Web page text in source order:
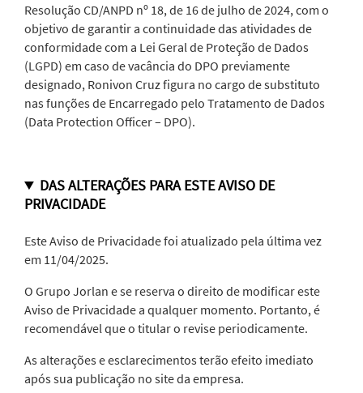
Resolução CD/ANPD nº 18, de 16 de julho de 2024, com o
objetivo de garantir a continuidade das atividades de
conformidade com a Lei Geral de Proteção de Dados
(LGPD) em caso de vacância do DPO previamente
designado, Ronivon Cruz figura no cargo de substituto
nas funções de Encarregado pelo Tratamento de Dados
(Data Protection Officer – DPO).
DAS ALTERAÇÕES PARA ESTE AVISO DE
PRIVACIDADE
Este Aviso de Privacidade foi atualizado pela última vez
em 11/04/2025.
O Grupo Jorlan e se reserva o direito de modificar este
Aviso de Privacidade a qualquer momento. Portanto, é
recomendável que o titular o revise periodicamente.
As alterações e esclarecimentos terão efeito imediato
após sua publicação no site da empresa.